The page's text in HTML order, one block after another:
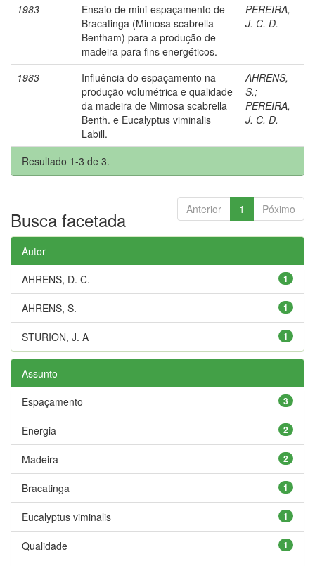
1983
Ensaio de mini-espaçamento de
Bracatinga (Mimosa scabrella
Bentham) para a produção de
madeira para fins energéticos.
PEREIRA,
J. C. D.
1983
Influência do espaçamento na
produção volumétrica e qualidade
da madeira de Mimosa scabrella
Benth. e Eucalyptus viminalis
Labill.
AHRENS,
S.;
PEREIRA,
J. C. D.
Resultado 1-3 de 3.
Anterior 1 Póximo
Busca facetada
Autor
1
AHRENS, D. C.
1
AHRENS, S.
1
STURION, J. A
Assunto
3
Espaçamento
2
Energia
2
Madeira
1
Bracatinga
1
Eucalyptus viminalis
1
Qualidade